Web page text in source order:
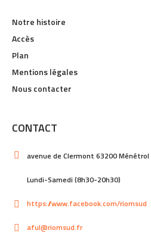
Notre histoire
Accès
Plan
Mentions légales
Nous contacter
CONTACT
avenue de Clermont 63200 Ménétrol
Lundi-Samedi (8h30-20h30)
https://www.facebook.com/riomsud
aful@riomsud.fr